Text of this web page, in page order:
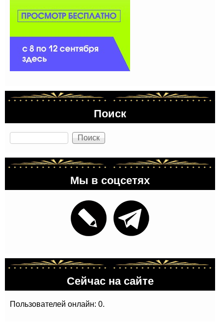
Поиск
Поиск
Мы в соцсетях
Сейчас на сайте
Пользователей онлайн: 0.